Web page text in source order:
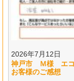
2026年7月12日
神戸市 Ｍ様 エコ
お客様のご感想